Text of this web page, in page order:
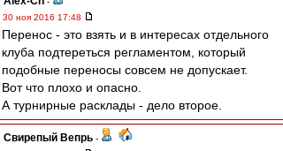
30 ноя 2016 17:48
Перенос - это взять и в интересах отдельного
клуба подтереться регламентом, который
подобные переносы совсем не допускает.
Вот что плохо и опасно.
А турнирные расклады - дело второе.
Свирепый Вепрь -